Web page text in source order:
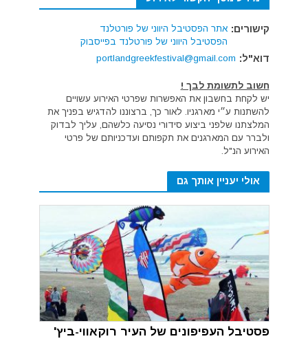
קישורים: אתר הפסטיבל היווני של פורטלנד
הפסטיבל היווני של פורטלנד בפייסבוק
דוא"ל: portlandgreekfestival@gmail.com
חשוב לתשומת לבך !
יש לקחת בחשבון את האפשרות שפרטי האירוע עשויים
להשתנות ע״י מארגניו. לאור כך, ברצוננו להדגיש בפניך את
המלצתנו שלפני ביצוע סידורי נסיעה כלשהם, עליך לבדוק
ולברר עם המארגנים את תקפותם ועדכניותם של פרטי
האירוע הנ"ל.
אולי יעניין אותך גם
פסטיבל העפיפונים של העיר רוקאווי-ביץ'